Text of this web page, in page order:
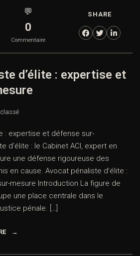
💬
0
Commentaire
SHARE
d’élite : expertise et
classé
: expertise et défense sur-
d’élite : le Cabinet ACI, expert en
une défense rigoureuse des
en cause. Avocat pénaliste d’élite :
mesure Introduction La figure de
une place centrale dans le
pénale. […]